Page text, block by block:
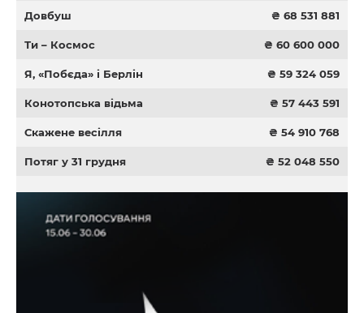
Довбуш ₴ 68 531 881
Ти – Космос ₴ 60 600 000
Я, «Побєда» і Берлін ₴ 59 324 059
Конотопська відьма ₴ 57 443 591
Скажене весілля ₴ 54 910 768
Потяг у 31 грудня ₴ 52 048 550